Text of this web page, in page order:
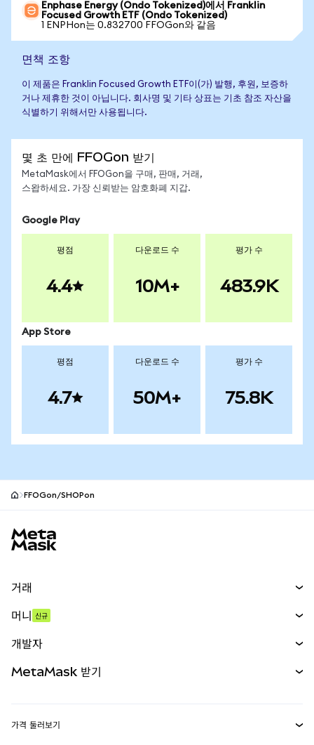
Enphase Energy (Ondo Tokenized)에서 Franklin
Focused Growth ETF (Ondo Tokenized)
1 ENPHon는 0.832700 FFOGon와 같음
면책 조항
이 제품은 Franklin Focused Growth ETF이(가) 발행, 후원, 보증하
거나 제휴한 것이 아닙니다. 회사명 및 기타 상표는 기초 참조 자산을
식별하기 위해서만 사용됩니다.
몇 초 만에 FFOGon 받기
MetaMask에서 FFOGon을 구매, 판매, 거래,
스왑하세요. 가장 신뢰받는 암호화폐 지갑.
Google Play
평점
4.4
다운로드 수
10M+
평가 수
483.9K
App Store
평점
4.7
다운로드 수
50M+
평가 수
75.8K
FFOGon/SHOPon
거래
무기한 선물
실물자산
머니 신규
개발자
MetaMask 받기
가격 둘러보기